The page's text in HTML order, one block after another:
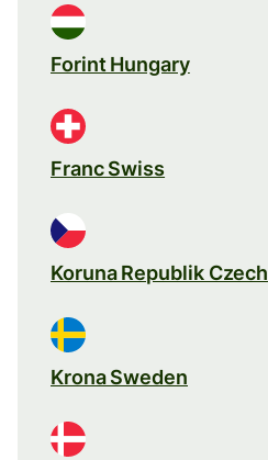
Forint Hungary
Franc Swiss
Koruna Republik Czech
Krona Sweden